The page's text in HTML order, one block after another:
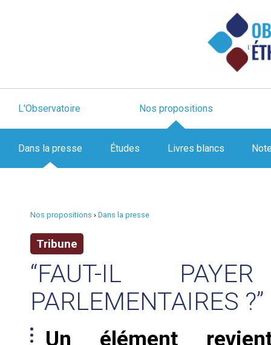
L'Observatoire Nos propositions
Dans la presse Études Livres blancs
Nos propositions › Dans la presse
Tribune
“FAUT-IL
PARLEMENTAIRES ?”
Un élément